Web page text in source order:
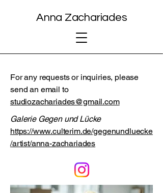
Anna Zachariades
For any requests or inquiries, please
send an email to
studiozachariades@gmail.com
Galerie Gegen und Lücke
https://www.culterim.de/gegenundluecke
/artist/anna-zachariades